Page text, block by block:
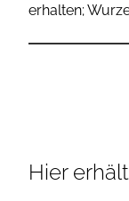
erhalten;
Hier